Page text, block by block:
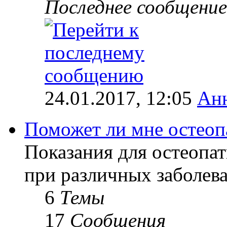
Последнее сообщение
24.01.2017, 12:05
Поможет ли мне
Показания для
при различных
6 Темы
17 Сообщения